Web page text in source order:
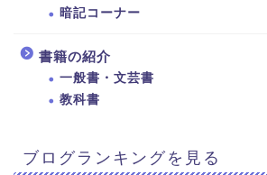
暗記コーナー
書籍の紹介
一般書・文芸書
教科書
ブログランキングを見る